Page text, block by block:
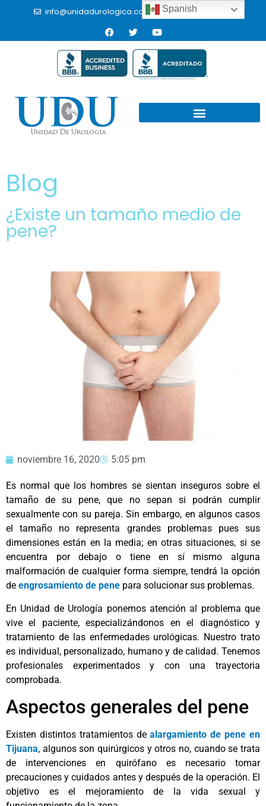
info@unidadurologica.com.mx (664) 9766433
Blog
¿Existe un tamaño medio de
pene?
noviembre 16, 2020 5:05 pm
Es normal que los hombres se sientan inseguros sobre el
tamaño de su pene, que no sepan si podrán cumplir
sexualmente con su pareja. Sin embargo, en algunos casos
el tamaño no representa grandes problemas pues sus
dimensiones están en la media; en otras situaciones, si se
encuentra por debajo o tiene en sí mismo alguna
malformación de cualquier forma siempre, tendrá la opción
de engrosamiento de pene para solucionar sus problemas.
En Unidad de Urología ponemos atención al problema que
vive el paciente, especializándonos en el diagnóstico y
tratamiento de las enfermedades urológicas. Nuestro trato
es individual, personalizado, humano y de calidad. Tenemos
profesionales experimentados y con una trayectoria
comprobada.
Aspectos generales del pene
Existen distintos tratamientos dealargamiento de pene en
Tijuana, algunos son quirúrgicos y otros no, cuando se trata
de intervenciones en quirófano es necesario tomar
precauciones y cuidados antes y después de la operación. El
objetivo es el mejoramiento de la vida sexual y
Spanish